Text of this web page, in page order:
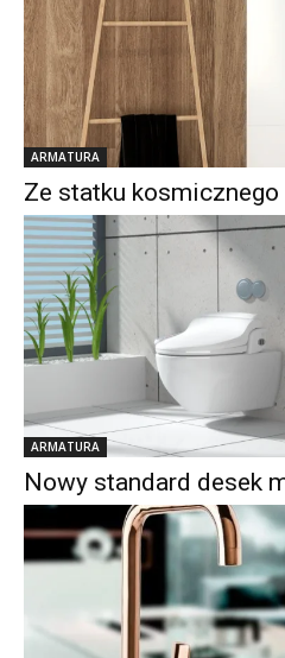
ARMATURA
Ze statku kosmicznego
ARMATURA
Nowy standard desek